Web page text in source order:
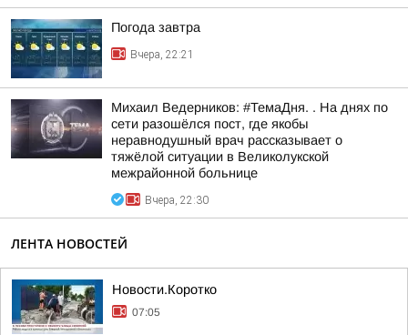
Погода завтра
Вчера, 22:21
Михаил Ведерников: #ТемаДня. . На днях по
сети разошёлся пост, где якобы
неравнодушный врач рассказывает о
тяжёлой ситуации в Великолукской
межрайонной больнице
Вчера, 22:30
ЛЕНТА НОВОСТЕЙ
Новости.Коротко
07:05